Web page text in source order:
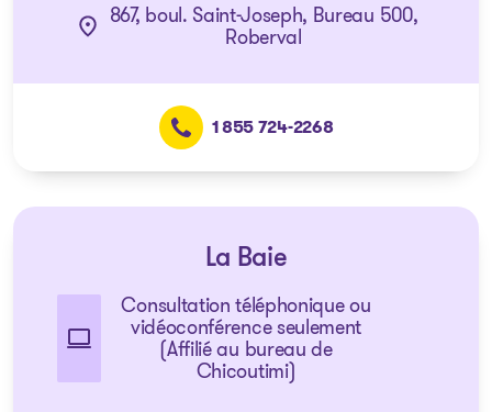
867, boul. Saint-Joseph, Bureau 500,
Roberval
1 855 724-2268
La Baie
Consultation téléphonique ou
vidéoconférence seulement
(Affilié au bureau de
Chicoutimi)